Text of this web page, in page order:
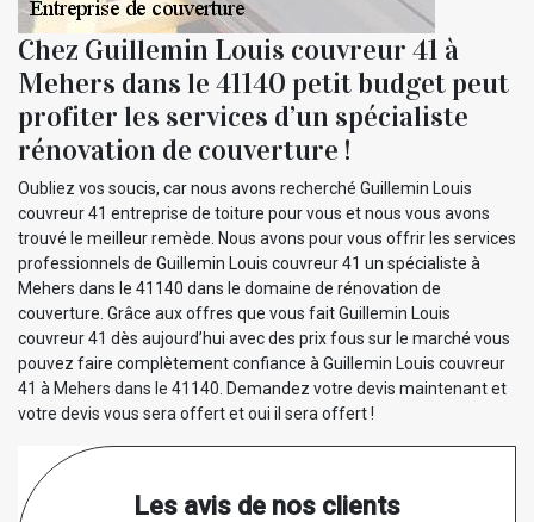
Chez Guillemin Louis couvreur 41 à
Mehers dans le 41140 petit budget peut
profiter les services d’un spécialiste
rénovation de couverture !
Oubliez vos soucis, car nous avons recherché Guillemin Louis
couvreur 41 entreprise de toiture pour vous et nous vous avons
trouvé le meilleur remède. Nous avons pour vous offrir les services
professionnels de Guillemin Louis couvreur 41 un spécialiste à
Mehers dans le 41140 dans le domaine de rénovation de
couverture. Grâce aux offres que vous fait Guillemin Louis
couvreur 41 dès aujourd’hui avec des prix fous sur le marché vous
pouvez faire complètement confiance à Guillemin Louis couvreur
41 à Mehers dans le 41140. Demandez votre devis maintenant et
votre devis vous sera offert et oui il sera offert !
Les avis de nos clients